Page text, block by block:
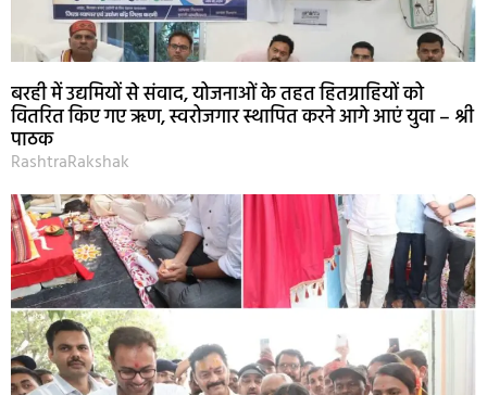
बरही में उद्यमियों से संवाद, योजनाओं के तहत हितग्राहियों को
वितरित किए गए ऋण, स्वरोजगार स्थापित करने आगे आएं युवा – श्री
पाठक
RashtraRakshak